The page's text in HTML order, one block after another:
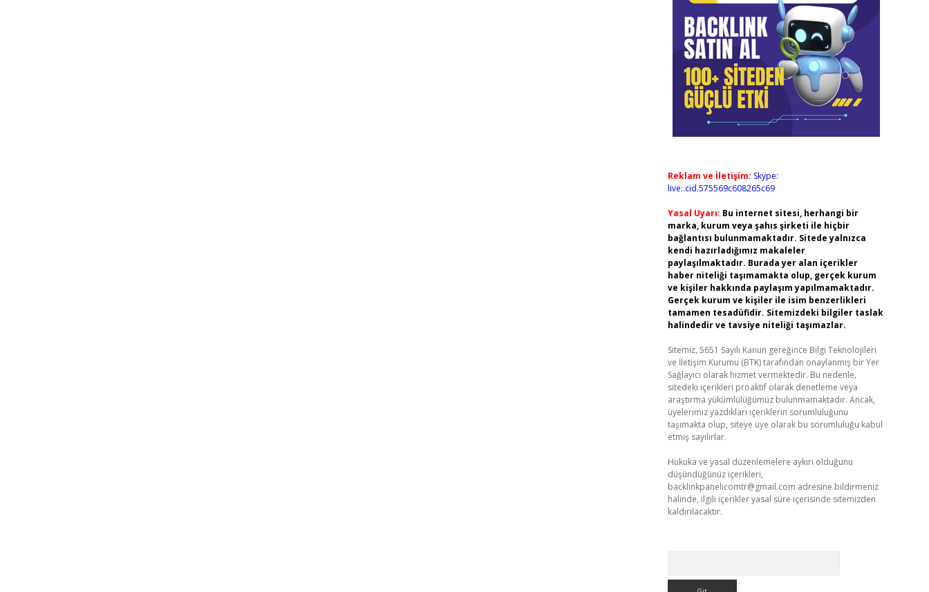
Reklam ve İletişim: Skype:
live:.cid.575569c608265c69
Yasal Uyarı: Bu internet sitesi, herhangi bir
marka, kurum veya şahıs şirketi ile hiçbir
bağlantısı bulunmamaktadır. Sitede yalnızca
kendi hazırladığımız makaleler
paylaşılmaktadır. Burada yer alan içerikler
haber niteliği taşımamakta olup, gerçek kurum
ve kişiler hakkında paylaşım yapılmamaktadır.
Gerçek kurum ve kişiler ile isim benzerlikleri
tamamen tesadüfidir. Sitemizdeki bilgiler taslak
halindedir ve tavsiye niteliği taşımazlar.
Sitemiz, 5651 Sayılı Kanun gereğince Bilgi Teknolojileri
ve İletişim Kurumu (BTK) tarafından onaylanmış bir Yer
Sağlayıcı olarak hizmet vermektedir. Bu nedenle,
sitedeki içerikleri proaktif olarak denetleme veya
araştırma yükümlülüğümüz bulunmamaktadır. Ancak,
üyelerimiz yazdıkları içeriklerin sorumluluğunu
taşımakta olup, siteye üye olarak bu sorumluluğu kabul
etmiş sayılırlar.
Hukuka ve yasal düzenlemelere aykırı olduğunu
düşündüğünüz içerikleri,
backlinkpanelicomtr@gmail.com adresine bildirmeniz
halinde, ilgili içerikler yasal süre içerisinde sitemizden
kaldırılacaktır.